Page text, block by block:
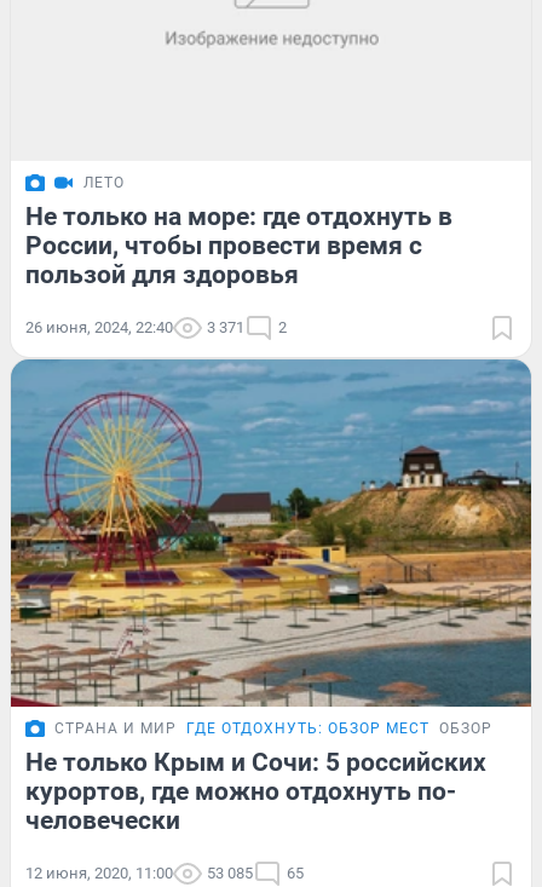
ЛЕТО
Не только на море: где отдохнуть в
России, чтобы провести время с
пользой для здоровья
26 июня, 2024, 22:40 3 371 2
СТРАНА И МИР ГДЕ ОТДОХНУТЬ: ОБЗОР МЕСТ ОБЗОР
Не только Крым и Сочи: 5 российских
курортов, где можно отдохнуть по-
человечески
12 июня, 2020, 11:00 53 085 65